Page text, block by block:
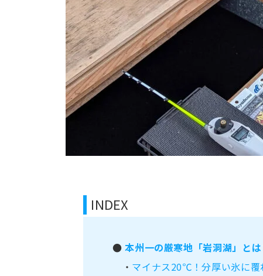
INDEX
●本州一の厳寒地「岩洞湖」とは
・ マイナス20℃！分厚い氷に覆